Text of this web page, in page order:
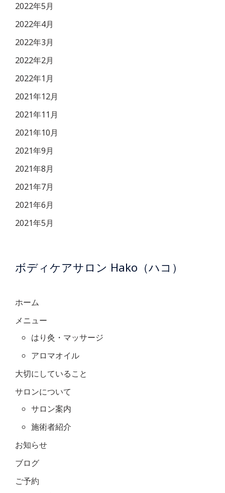
2022年5月
2022年4月
2022年3月
2022年2月
2022年1月
2021年12月
2021年11月
2021年10月
2021年9月
2021年8月
2021年7月
2021年6月
2021年5月
ボディケアサロン Hako（ハコ）
ホーム
メニュー
はり灸・マッサージ
アロマオイル
大切にしていること
サロンについて
サロン案内
施術者紹介
お知らせ
ブログ
ご予約